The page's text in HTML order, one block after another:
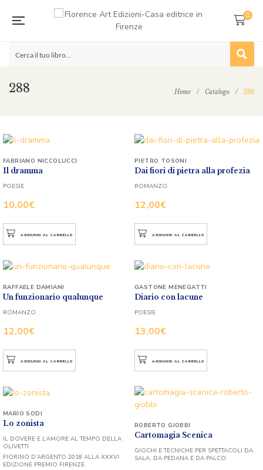
0
288 Home / Catalogo / 288
Il dramma
10,00€
FABRIANO NICCOLUCCI
POESIE
AGGIUNGI AL CARRELLO
Dai fiori di pietra alla profezia
12,00€
PIETRO TOSONI
ROMANZO
AGGIUNGI AL CARRELLO
Un funzionario qualunque
12,00€
RAFFAELE DAMIANI
ROMANZO
AGGIUNGI AL CARRELLO
Diario con lacune
13,00€
GASTONE MENEGATTI
POESIE
AGGIUNGI AL CARRELLO
Lo zonista
MARIO SODI
IL DOVERE E L’AMORE AL TEMPO DELLA
OLIVETTI
FIORINO D’ARGENTO 2018 ALLA XXXVI
EDIZIONE PREMIO FIRENZE
Cartomagia Scenica
ROBERTO GIOBBI
GIOCHI E TECNICHE PER SPETTACOLI DA
SALA, DA PEDANA E DA PALCO